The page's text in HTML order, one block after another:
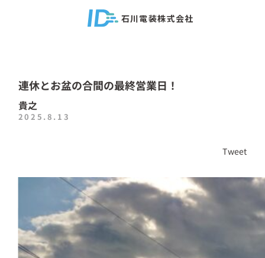
石川電装株式会社
連休とお盆の合間の最終営業日！
貴之
2025.8.13
Tweet